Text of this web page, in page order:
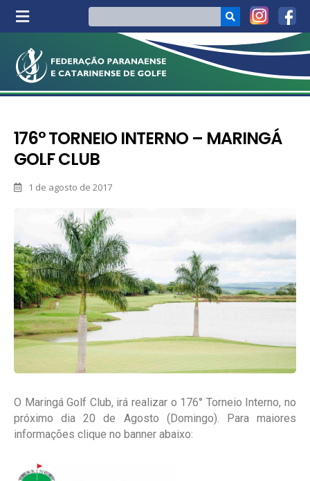
176° TORNEIO INTERNO – MARINGÁ
GOLF CLUB
1 de agosto de 2017
O Maringá Golf Club, irá realizar o 176° Torneio Interno, no
próximo dia 20 de Agosto (Domingo). Para maiores
informações clique no banner abaixo: